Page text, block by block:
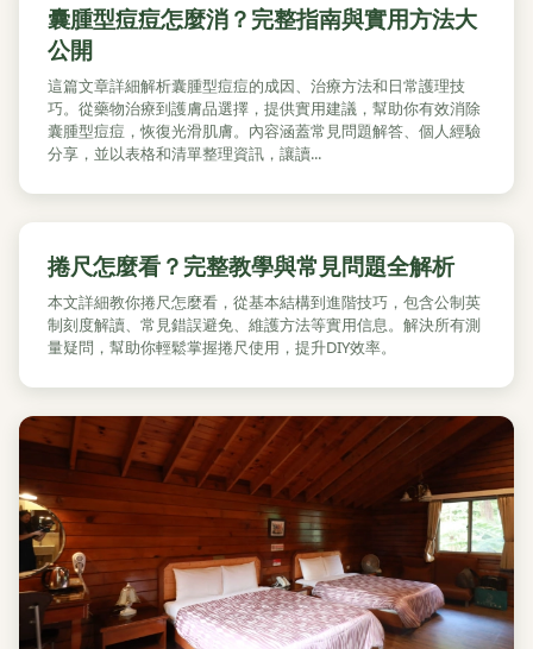
囊腫型痘痘怎麼消？完整指南與實用方法大
公開
這篇文章詳細解析囊腫型痘痘的成因、治療方法和日常護理技
巧。從藥物治療到護膚品選擇，提供實用建議，幫助你有效消除
囊腫型痘痘，恢復光滑肌膚。內容涵蓋常見問題解答、個人經驗
分享，並以表格和清單整理資訊，讓讀...
捲尺怎麼看？完整教學與常見問題全解析
本文詳細教你捲尺怎麼看，從基本結構到進階技巧，包含公制英
制刻度解讀、常見錯誤避免、維護方法等實用信息。解決所有測
量疑問，幫助你輕鬆掌握捲尺使用，提升DIY效率。